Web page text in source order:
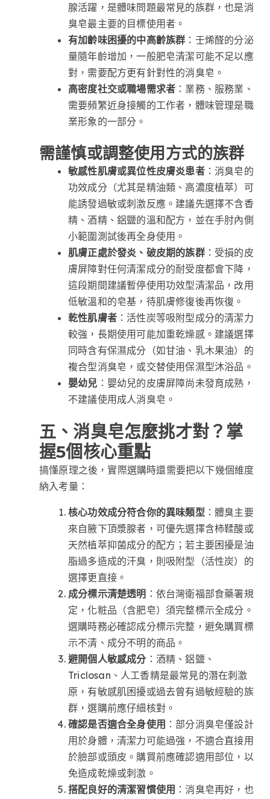
腺活躍，是體味問題最常見的族群，也是消
臭皂最主要的目標使用者。
有加齡味困擾的中高齡族群 ：壬烯醛的分泌
量隨年齡增加，一般肥皂清潔可能不足以應
對，需要配方更有針對性的消臭皂。
高密度社交或職場需求者 ：業務、服務業、
需要頻繁近身接觸的工作者，體味管理是職
業形象的一部分。
需謹慎或調整使用方式的族群
敏感性肌膚或異位性皮膚炎患者：消臭皂的
功效成分（尤其是精油類、高濃度植萃）可
能誘發過敏或刺激反應。建議先選擇不含香
精、酒精、鋁鹽的溫和配方，並在手肘內側
小範圍測試後再全身使用。
肌膚正處於發炎、破皮期的族群：受損的皮
膚屏障對任何清潔成分的耐受度都會下降，
這段期間建議暫停使用功效型清潔品，改用
低敏溫和的皂基，待肌膚修復後再恢復。
乾性肌膚者 ：活性炭等吸附型成分的清潔力
較強，長期使用可能加重乾燥感。建議選擇
同時含有保濕成分（如甘油、乳木果油）的
複合型消臭皂，或交替使用保濕型沐浴品。
嬰幼兒 ：嬰幼兒的皮膚屏障尚未發育成熟，
不建議使用成人消臭皂。
五、消臭皂怎麼挑才對？掌
握5個核心重點
搞懂原理之後，實際選購時還需要把以下幾個維度
納入考量：
核心功效成分符合你的異味類型 ：體臭主要
來自腋下頂漿腺者，可優先選擇含柿鞣酸或
天然植萃抑菌成分的配方；若主要困擾是油
脂過多造成的汗臭，則吸附型（活性炭）的
選擇更直接。
成分標示清楚透明 ：依台灣衛福部食藥署規
定，化粧品（含肥皂）須完整標示全成分。
選購時務必確認成分標示完整，避免購買標
示不清、成分不明的商品。
避開個人敏感成分：酒精、鋁鹽、
Triclosan、人工香精是最常見的潛在刺激
原，有敏感肌困擾或過去曾有過敏經驗的族
群，選購前應仔細核對。
確認是否適合全身使用 ：部分消臭皂僅設計
用於身體，清潔力可能過強，不適合直接用
於臉部或頭皮。購買前應確認適用部位，以
免造成乾燥或刺激。
搭配良好的清潔習慣使用 ：消臭皂再好，也